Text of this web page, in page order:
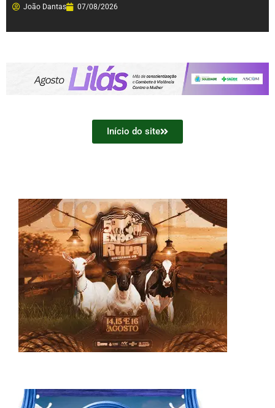
João Dantas 07/08/2026
Início do site